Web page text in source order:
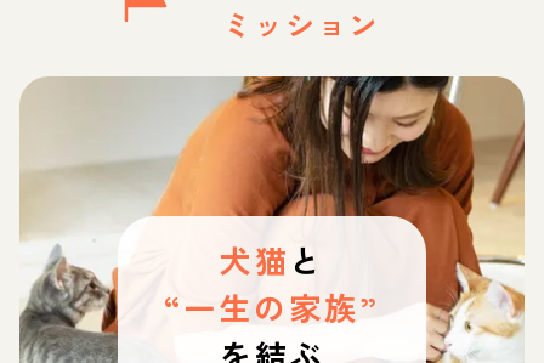
ミッション
犬猫 と
“一生の家族”
を結ぶ